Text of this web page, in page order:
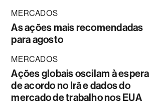
MERCADOS
As ações mais recomendadas
para agosto
MERCADOS
Ações globais oscilam à espera
de acordo no Irã e dados do
mercado de trabalho nos EUA